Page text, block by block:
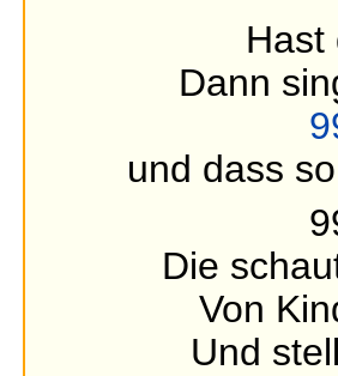
Hast
Dann
und dass
Die
Von
Und